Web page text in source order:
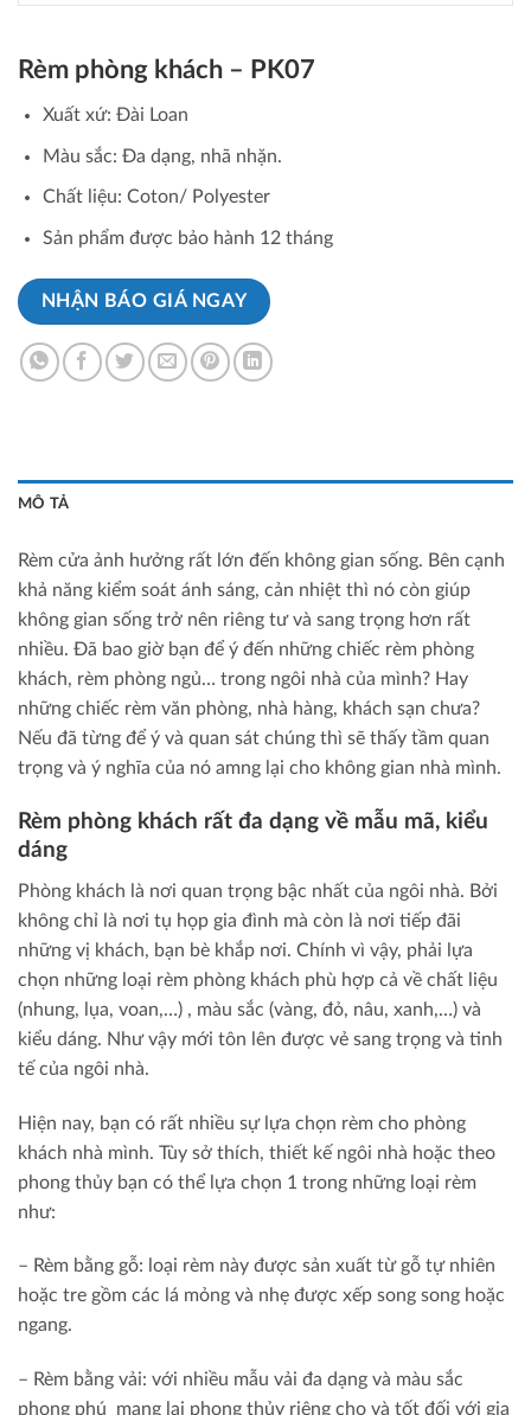
Rèm phòng khách – PK07
Xuất xứ: Đài Loan
Màu sắc: Đa dạng, nhã nhặn.
Chất liệu: Coton/ Polyester
Sản phẩm được bảo hành 12 tháng
NHẬN BÁO GIÁ NGAY
MÔ TẢ
Rèm cửa ảnh hưởng rất lớn đến không gian sống. Bên cạnh
khả năng kiểm soát ánh sáng, cản nhiệt thì nó còn giúp
không gian sống trở nên riêng tư và sang trọng hơn rất
nhiều. Đã bao giờ bạn để ý đến những chiếc rèm phòng
khách, rèm phòng ngủ… trong ngôi nhà của mình? Hay
những chiếc rèm văn phòng, nhà hàng, khách sạn chưa?
Nếu đã từng để ý và quan sát chúng thì sẽ thấy tầm quan
trọng và ý nghĩa của nó amng lại cho không gian nhà mình.
Rèm phòng khách rất đa dạng về mẫu mã, kiểu
dáng
Phòng khách là nơi quan trọng bậc nhất của ngôi nhà. Bởi
không chỉ là nơi tụ họp gia đình mà còn là nơi tiếp đãi
những vị khách, bạn bè khắp nơi. Chính vì vậy, phải lựa
chọn những loại rèm phòng khách phù hợp cả về chất liệu
(nhung, lụa, voan,…) , màu sắc (vàng, đỏ, nâu, xanh,…) và
kiểu dáng. Như vậy mới tôn lên được vẻ sang trọng và tinh
tế của ngôi nhà.
Hiện nay, bạn có rất nhiều sự lựa chọn rèm cho phòng
khách nhà mình. Tùy sở thích, thiết kế ngôi nhà hoặc theo
phong thủy bạn có thể lựa chọn 1 trong những loại rèm
như:
– Rèm bằng gỗ: loại rèm này được sản xuất từ gỗ tự nhiên
hoặc tre gồm các lá mỏng và nhẹ được xếp song song hoặc
ngang.
– Rèm bằng vải: với nhiều mẫu vải đa dạng và màu sắc
phong phú mang lại phong thủy riêng cho và tốt đối với gia